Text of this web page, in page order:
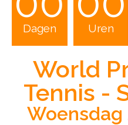
Dagen Uren
World
Tennis -
Woensdag